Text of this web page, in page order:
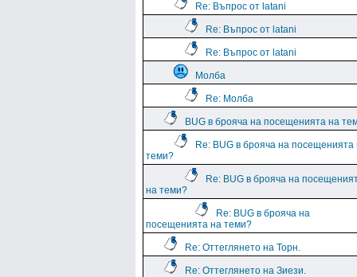
Re: Въпрос от latani
Re: Въпрос от latani
Re: Въпрос от latani
Молба
Re: Молба
BUG в брояча на посещенията на
Re: BUG в брояча на посещенията
теми?
Re: BUG в брояча на
на теми?
Re: BUG в брояча на
посещенията на теми?
Re: Оттеглянето на Торн.
Re: Оттеглянето на Зиези.